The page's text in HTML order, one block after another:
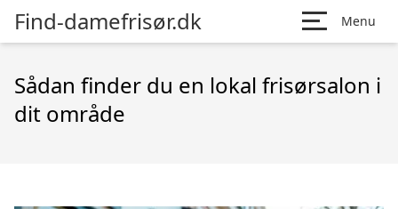
Find-damefrisør.dk Menu
Sådan finder du en lokal frisørsalon i
dit område